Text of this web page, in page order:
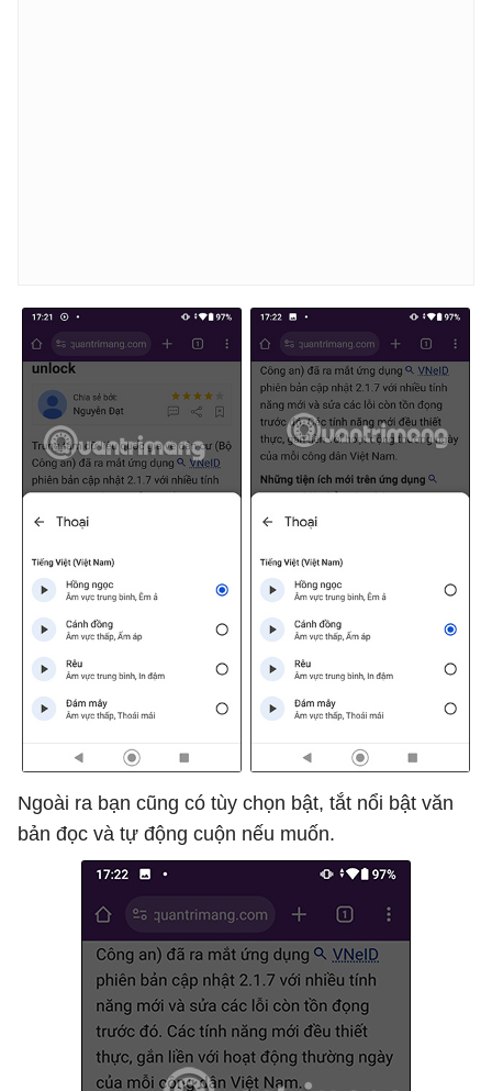
Ngoài ra bạn cũng có tùy chọn bật, tắt nổi bật văn
bản đọc và tự động cuộn nếu muốn.